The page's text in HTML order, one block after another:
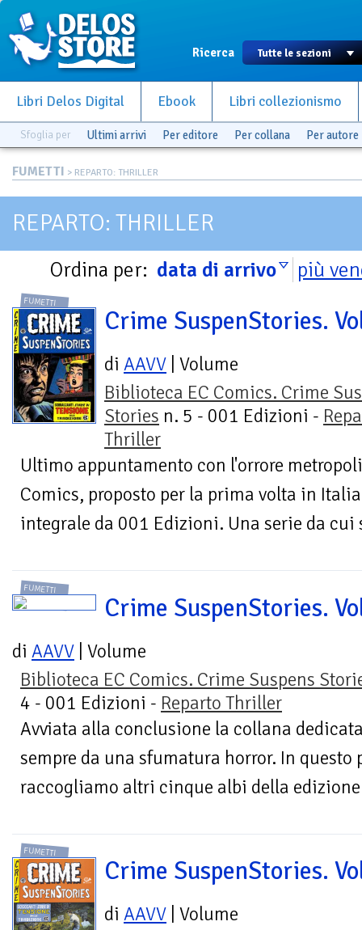
Ricerca
Libri Delos Digital Ebook Libri collezionismo
Sfoglia per Ultimi arrivi Per editore Per collana Per autore
FUMETTI > REPARTO: THRILLER
REPARTO: THRILLER
Ordina per: data di arrivo più
FUMETTI
Crime SuspenStories.
di AAVV | Volume
Biblioteca EC Comics. Crime
Stories n. 5 - 001 Edizioni -
Thriller
Ultimo appuntamento con l'orrore
Comics, proposto per la prima volta in
integrale da 001 Edizioni. Una serie da cui
FUMETTI
Crime SuspenStories.
di AAVV | Volume
Biblioteca EC Comics. Crime Suspens
4 - 001 Edizioni - Reparto Thriller
Avviata alla conclusione la collana
sempre da una sfumatura horror. In
raccogliamo altri cinque albi della
FUMETTI
Crime SuspenStories.
di AAVV | Volume